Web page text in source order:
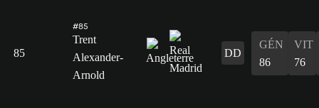
85
#85
Trent
Alexander-
Arnold
DD
GÉN
86
VIT
76